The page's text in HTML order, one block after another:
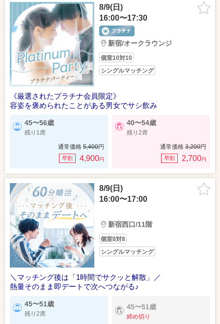
8/9(日)
16:00〜17:30
新宿/オークラウンジ
個室10対10
シングルマッチング
《厳選されたプラチナ会員限定》
容姿を褒められたことがある男女でサシ飲み
45〜56歳
残り1席
通常価格 5,400円
早割 4,900円
40〜54歳
残り2席
通常価格 3,200円
早割 2,700円
8/9(日)
16:00〜17:00
新宿西口/11階
個室8対8
シングルマッチング
＼マッチング後は「1時間でサクッと解散」／
熱量そのまま即デートで次へつながる♪
45〜51歳
残り2席
45〜51歳
締め切り